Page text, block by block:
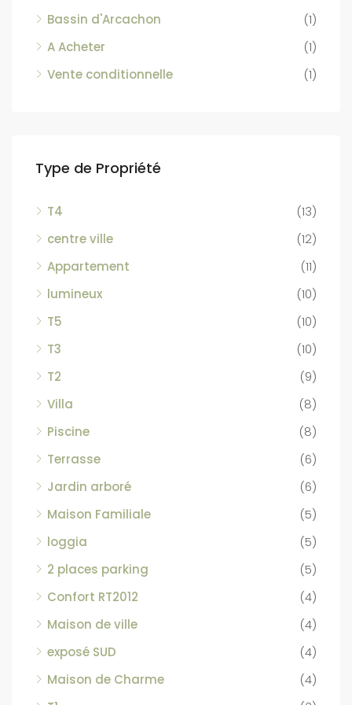
Bassin d'Arcachon
(1)
A Acheter
(1)
Vente conditionnelle
(1)
Type de Propriété
T4
(13)
centre ville
(12)
Appartement
(11)
lumineux
(10)
T5
(10)
T3
(10)
T2
(9)
Villa
(8)
Piscine
(8)
Terrasse
(6)
Jardin arboré
(6)
Maison Familiale
(5)
loggia
(5)
2 places parking
(5)
Confort RT2012
(4)
Maison de ville
(4)
exposé SUD
(4)
Maison de Charme
(4)